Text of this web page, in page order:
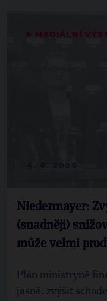
▶ MEDIÁLNÍ
Niedermayer:
(snadněji)
může velmi
Plán ministryně
jasně: zvýšit